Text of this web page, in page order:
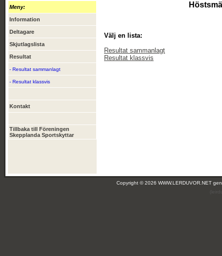
Meny:
Information
Deltagare
Skjutlagslista
Resultat
- Resultat sammanlagt
- Resultat klassvis
Kontakt
Tillbaka till Föreningen
Skepplanda Sportskyttar
Välj en lista:
Resultat sammanlagt
Resultat klassvis
Copyright © 2026 WWW.LERDUVOR.NET